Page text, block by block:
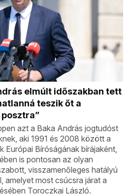
elmúlt időszakban tett
teszik őt a
azt a Baka András jogtudóst
aki 1991 és 2008 között a
Európai Bíróságának bírájaként,
is pontosan az olyan
visszamenőleges hatályú
amelyet most csúcsra járat a
Toroczkai László.